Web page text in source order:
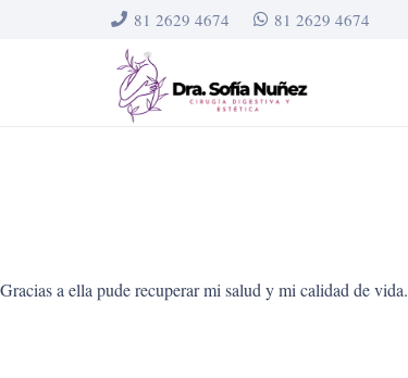
81 2629 4674 81 2629 4674
Gracias a ella pude recuperar mi salud y mi calidad de vida.